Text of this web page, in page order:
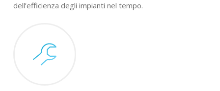
dell’efficienza degli impianti nel tempo.